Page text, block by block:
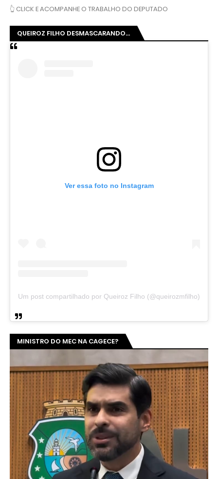
👆 CLICK E ACOMPANHE O TRABALHO DO DEPUTADO
QUEIROZ FILHO DESMASCARANDO...
Ver essa foto no Instagram
Um post compartilhado por Queiroz Filho (@queirozmfilho)
MINISTRO DO MEC NA CAGECE?